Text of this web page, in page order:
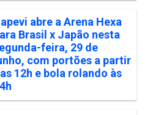
abre a Arena Hexa
Brasil x Japão nesta
feira, 29 de
com portões a partir
12h e bola rolando às